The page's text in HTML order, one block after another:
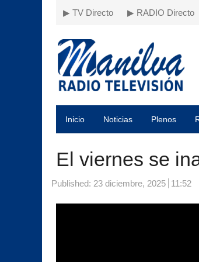
▶ TV Directo ▶ RADIO Directo
Inicio Noticias Plenos
El viernes se
Published: 23 diciembre, 2025 11:52